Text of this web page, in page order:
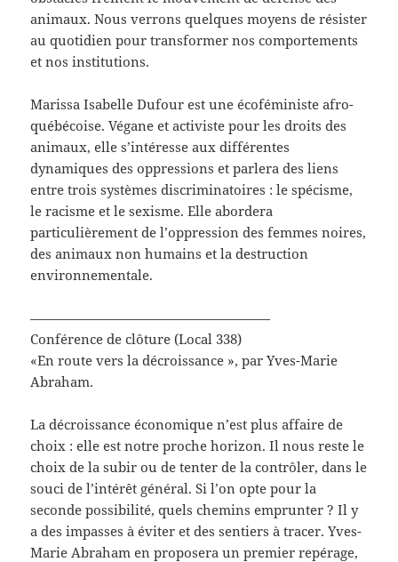
animaux. Nous verrons quelques moyens de résister
au quotidien pour transformer nos comportements
et nos institutions.
Marissa Isabelle Dufour est une écoféministe afro-
québécoise. Végane et activiste pour les droits des
animaux, elle s’intéresse aux différentes
dynamiques des oppressions et parlera des liens
entre trois systèmes discriminatoires : le spécisme,
le racisme et le sexisme. Elle abordera
particulièrement de l’oppression des femmes noires,
des animaux non humains et la destruction
environnementale.
——————————————————
Conférence de clôture (Local 338)
«En route vers la décroissance », par Yves-Marie
Abraham.
La décroissance économique n’est plus affaire de
choix : elle est notre proche horizon. Il nous reste le
choix de la subir ou de tenter de la contrôler, dans le
souci de l’intérêt général. Si l’on opte pour la
seconde possibilité, quels chemins emprunter ? Il y
a des impasses à éviter et des sentiers à tracer. Yves-
Marie Abraham en proposera un premier repérage,